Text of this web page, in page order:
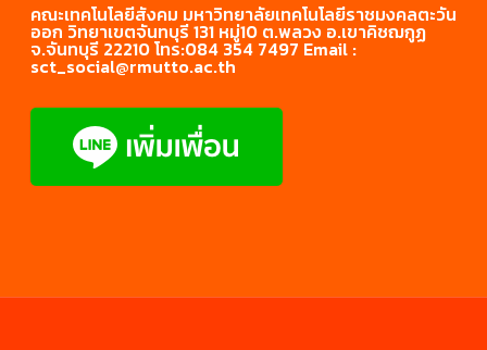
คณะเทคโนโลยีสังคม มหาวิทยาลัยเทคโนโลยีราชมงคลตะวัน
ออก วิทยาเขตจันทบุรี 131 หมู่10 ต.พลวง อ.เขาคิชฌกูฏ
จ.จันทบุรี 22210 โทร:084 354 7497 Email :
sct_social@rmutto.ac.th